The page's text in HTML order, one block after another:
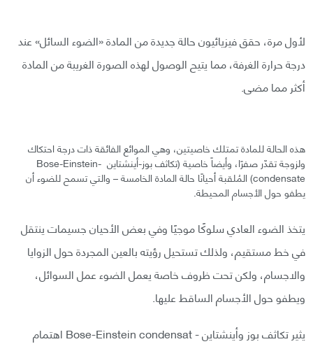
لأول مرة، حقق فيزيائيون حالة جديدة من المادة «الضوء السائل» عند
درجة حرارة الغرفة، مما يتيح الوصول لهذه الصورة الغريبة من المادة
أكثر مما مضى.
هذه الحالة للمادة تمتلك خاصيتين، وهي الموائع الفائقة ذات درجة احتكاك
ولزوجة تقدّر صفرًا، وأيضاً خاصية (تكاثف بوز-أينشتاين -Bose-Einstein
condensate) المُلقبة أحيانًا حالة المادة الخامسة – والتي تسمح للضوء أن
يطفو حول الأجسام المحيطة.
يتخذ الضوء العادي سلوكًا موجيًا وفي بعض الأحيان جسيمات ينتقل
في خط مستقيم، ولذلك تستحيل رؤيته بالعين المجردة حول الزوايا
والاجسام، ولكن تحت ظروف خاصة يعمل الضوء عمل السوائل،
ويطفو حول الأجسام الساقط عليها.
يثير تكاثف بوز وأينشتاين - Bose-Einstein condensat اهتمام